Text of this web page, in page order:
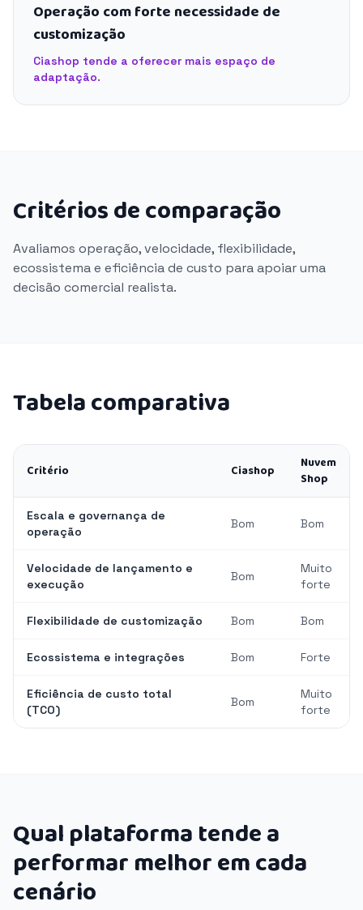
Operação com forte necessidade de
customização
Ciashop tende a oferecer mais espaço de
adaptação.
Critérios de comparação
Avaliamos operação, velocidade, flexibilidade,
ecossistema e eficiência de custo para apoiar uma
decisão comercial realista.
Tabela comparativa
Critério Ciashop
Nuvem
Shop
Escala e governança de
operação
Bom Bom
Velocidade de lançamento e
execução
Bom
Muito
forte
Flexibilidade de customização Bom Bom
Ecossistema e integrações Bom Forte
Eficiência de custo total
(TCO)
Bom
Muito
forte
Qual plataforma tende a
performar melhor em cada
cenário